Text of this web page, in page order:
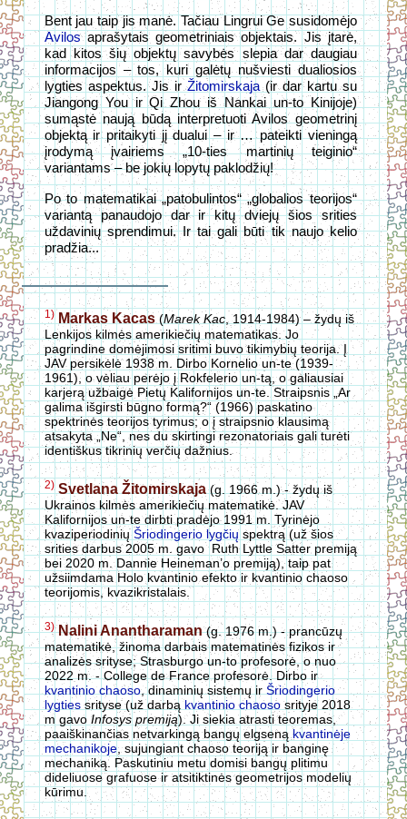
Bent jau taip jis manė. Tačiau Lingrui Ge susidomėjo
Avilosaprašytais geometriniais objektais. Jis įtarė,
kad kitos šių objektų savybės slepia dar daugiau
informacijos – tos, kuri galėtų nušviesti dualiosios
lygties aspektus. Jis irŽitomirskaja(ir dar kartu su
Jiangong You ir Qi Zhou iš Nankai un-to Kinijoje)
sumąstė naują būdą interpretuoti Avilos geometrinį
objektą ir pritaikyti jį dualui – ir … pateikti vieningą
įrodymą įvairiems „10-ties martinių teiginio“
variantams – be jokių lopytų paklodžių!
Po to matematikai „patobulintos“ „globalios teorijos“
variantą panaudojo dar ir kitų dviejų šios srities
uždavinių sprendimui. Ir tai gali būti tik naujo kelio
pradžia...
1) Markas Kacas(Marek Kac, 1914-1984) – žydų iš
Lenkijos kilmės amerikiečių matematikas. Jo
pagrindine domėjimosi sritimi buvo tikimybių teorija. Į
JAV persikėlė 1938 m. Dirbo Kornelio un-te (1939-
1961), o vėliau perėjo į Rokfelerio un-tą, o galiausiai
karjerą užbaigė Pietų Kalifornijos un-te. Straipsnis „Ar
galima išgirsti būgno formą?“ (1966) paskatino
spektrinės teorijos tyrimus; o į straipsnio klausimą
atsakyta „Ne“, nes du skirtingi rezonatoriais gali turėti
identiškus tikrinių verčių dažnius.
2) Svetlana Žitomirskaja(g. 1966 m.) - žydų iš
Ukrainos kilmės amerikiečių matematikė. JAV
Kalifornijos un-te dirbti pradėjo 1991 m. Tyrinėjo
kvaziperiodiniųŠriodingerio lygčiųspektrą (už šios
srities darbus 2005 m. gavo Ruth Lyttle Satter premiją
bei 2020 m. Dannie Heineman’o premiją), taip pat
užsiimdama Holo kvantinio efekto ir kvantinio chaoso
teorijomis, kvazikristalais.
3) Nalini Anantharaman(g. 1976 m.) - prancūzų
matematikė, žinoma darbais matematinės fizikos ir
analizės srityse; Strasburgo un-to profesorė, o nuo
2022 m. - College de France profesorė. Dirbo ir
kvantinio chaoso, dinaminių sistemų ir Šriodingerio
lygtiessrityse (už darbąkvantinio chaososrityje 2018
m gavo Infosys premiją). Ji siekia atrasti teoremas,
paaiškinančias netvarkingą bangų elgseną kvantinėje
mechanikoje, sujungiant chaoso teoriją ir banginę
mechaniką. Paskutiniu metu domisi bangų plitimu
dideliuose grafuose ir atsitiktinės geometrijos modelių
kūrimu.